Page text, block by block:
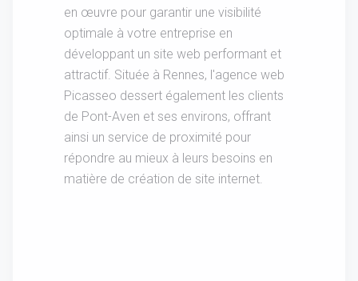
en œuvre pour garantir une visibilité
optimale à votre entreprise en
développant un site web performant et
attractif. Située à Rennes, l'agence web
Picasseo dessert également les clients
de Pont-Aven et ses environs, offrant
ainsi un service de proximité pour
répondre au mieux à leurs besoins en
matière de création de site internet.